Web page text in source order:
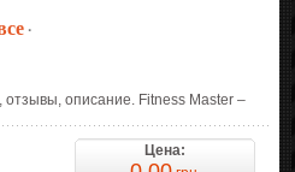
·
отзывы, описание. Fitness Master –
Цена: